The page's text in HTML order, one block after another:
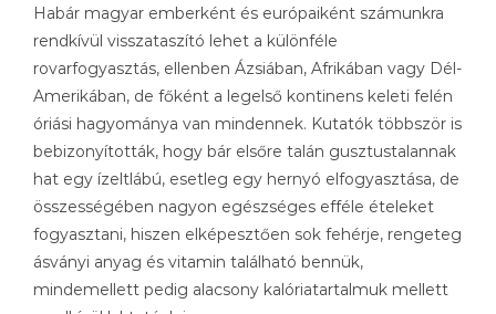
Habár magyar emberként és európaiként számunkra
rendkívül visszataszító lehet a különféle
rovarfogyasztás, ellenben Ázsiában, Afrikában vagy Dél-
Amerikában, de főként a legelső kontinens keleti felén
óriási hagyománya van mindennek. Kutatók többször is
bebizonyították, hogy bár elsőre talán gusztustalannak
hat egy ízeltlábú, esetleg egy hernyó elfogyasztása, de
összességében nagyon egészséges efféle ételeket
fogyasztani, hiszen elképesztően sok fehérje, rengeteg
ásványi anyag és vitamin található bennük,
mindemellett pedig alacsony kalóriatartalmuk mellett